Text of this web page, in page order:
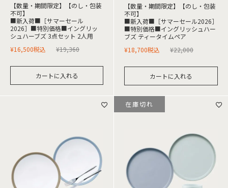
【数量・期間限定】【のし・包装
不可】
■新入荷■［サマーセール
2026］■特別価格■イングリッ
シュハーブズ 3点セット 2人用
¥19,360
¥16,500税込
カートに入れる
【数量・期間限定】【のし・包装
不可】
■新入荷■［サマーセール2026］
■特別価格■イングリッシュハー
ブズ ティータイムペア
¥22,000
¥18,700税込
カートに入れる
在庫切れ